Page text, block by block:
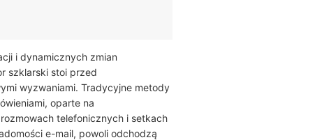
i dynamicznych zmian
szklarski stoi przed
wyzwaniami. Tradycyjne metody
oparte na
telefonicznych i setkach
e-mail, powoli odchodzą